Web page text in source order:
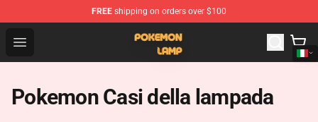
FREE shipping on orders over $100
Open menu
Pokemon Lamp Shop - The Best Store of Pokemon
Pokemon Casi della lampada